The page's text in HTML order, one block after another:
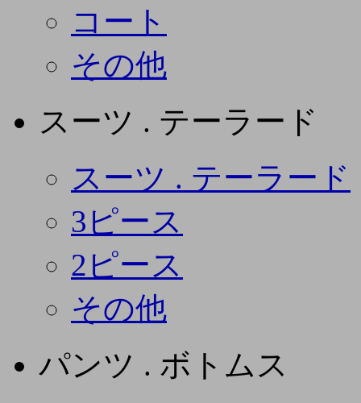
コート
その他
スーツ . テーラード
スーツ . テーラード
3ピース
2ピース
その他
パンツ . ボトムス